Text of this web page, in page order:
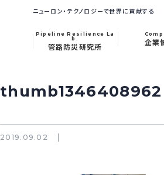
ニューロン・テクノロジーで世界に貢献する
Pipeline Resilience La
b.
管路防災研究所
企業
thumb1346408962
2019.09.02